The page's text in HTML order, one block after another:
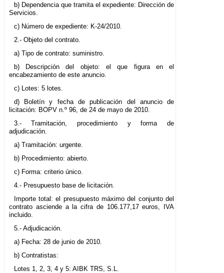
b) Dependencia que tramita el expediente: Dirección de
Servicios.
c) Número de expediente: K-24/2010.
2.- Objeto del contrato.
a) Tipo de contrato: suministro.
b) Descripción del objeto: el que figura en el
encabezamiento de este anuncio.
c) Lotes: 5 lotes.
d) Boletín y fecha de publicación del anuncio de
licitación: BOPV n.º 96, de 24 de mayo de 2010.
3.- Tramitación, procedimiento y forma de
adjudicación.
a) Tramitación: urgente.
b) Procedimiento: abierto.
c) Forma: criterio único.
4.- Presupuesto base de licitación.
Importe total: el presupuesto máximo del conjunto del
contrato asciende a la cifra de 106.177,17 euros, IVA
incluido.
5.- Adjudicación.
a) Fecha: 28 de junio de 2010.
b) Contratistas:
Lotes 1, 2, 3, 4 y 5: AIBK TRS, S.L.